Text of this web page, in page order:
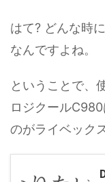
はて? どんな時
なんですよね。
ということで、
ロジクール
のがライベック